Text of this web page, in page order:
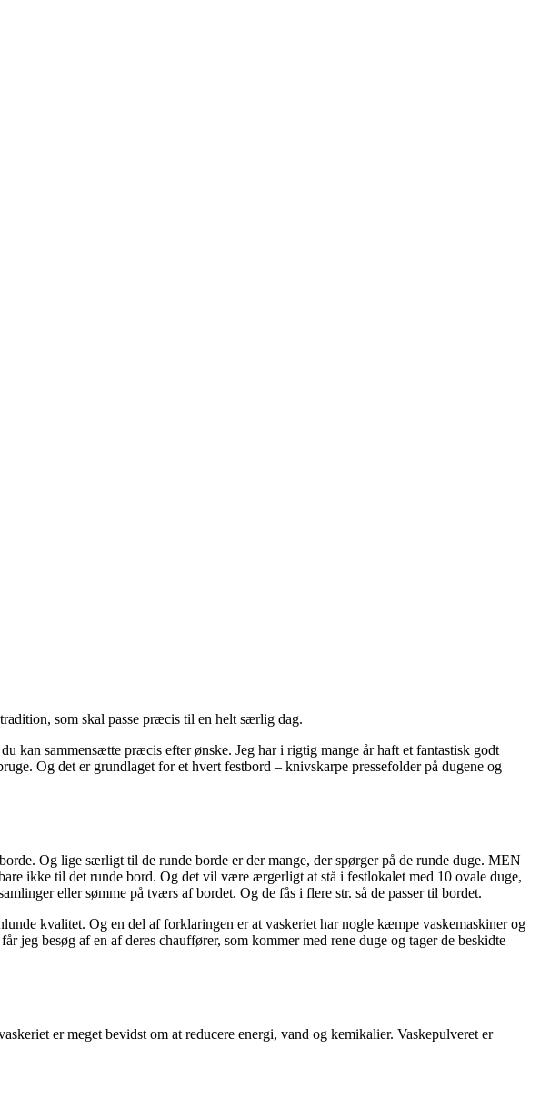
som skal passe præcis til en helt særlig dag.
kan sammensætte præcis efter ønske. Jeg har i rigtig mange år haft et fantastisk godt
Og det er grundlaget for et hvert festbord – knivskarpe pressefolder på dugene og
Og lige særligt til de runde borde er der mange, der spørger på de runde duge. MEN
ikke til det runde bord. Og det vil være ærgerligt at stå i festlokalet med 10 ovale duge,
eller sømme på tværs af bordet. Og de fås i flere str. så de passer til bordet.
kvalitet. Og en del af forklaringen er at vaskeriet har nogle kæmpe vaskemaskiner og
jeg besøg af en af deres chauffører, som kommer med rene duge og tager de beskidte
er meget bevidst om at reducere energi, vand og kemikalier. Vaskepulveret er